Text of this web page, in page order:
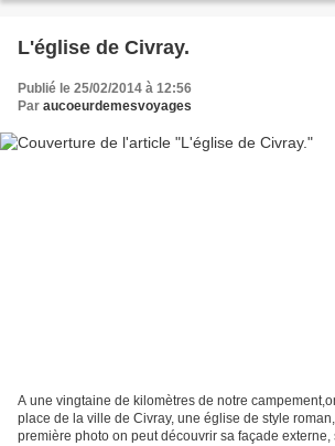
L'église de Civray.
Publié le 25/02/2014 à 12:56
Par aucoeurdemesvoyages
A une vingtaine de kilomètres de notre
place de la ville de Civray, une église de style
première photo on peut découvrir sa façade externe,